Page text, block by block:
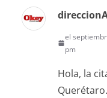
direccion
el
pm
Hola, la